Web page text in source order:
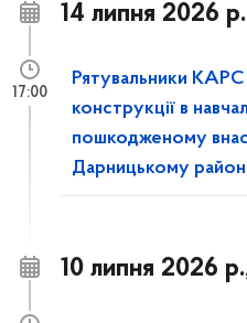
14 липня 2026
Рятувальники КАРС
конструкції в
пошкодженому
Дарницькому
17:00
10 липня 2026